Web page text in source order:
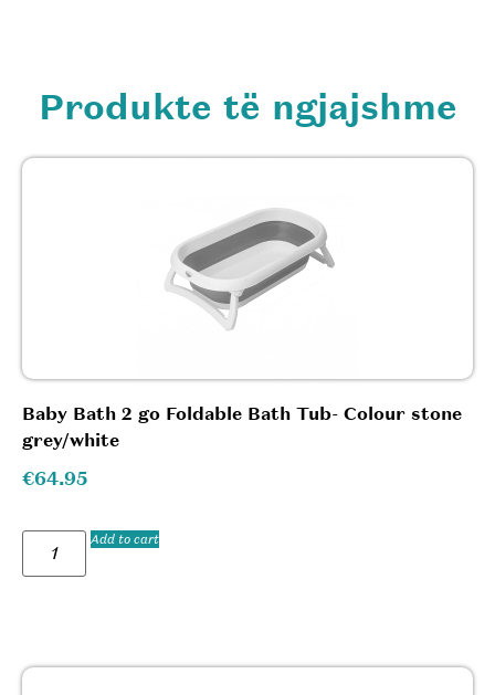
Produkte të ngjajshme
Baby Bath 2 go Foldable Bath Tub- Colour stone
grey/white
€64.95
Add to cart